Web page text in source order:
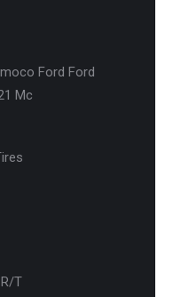
Ford Ford
Mc
T